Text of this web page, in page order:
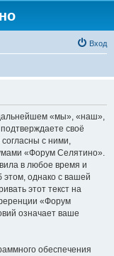
Вход
«мы», «наш»,
своё
с ними,
«Форум Селятино».
в любое время и
этом, однако с вашей
этот текст на
«Форум
означает ваше
обеспечения